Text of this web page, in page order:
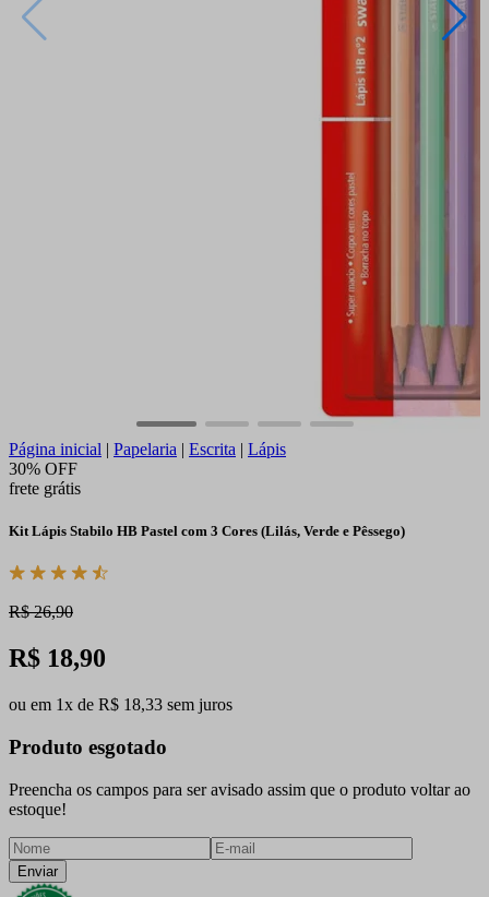
Página inicial | Papelaria | Escrita | Lápis
30% OFF
frete grátis
Kit Lápis Stabilo HB Pastel com 3 Cores (Lilás, Verde e Pêssego)
R$ 26,90
R$ 18,90
ou em 1x de R$ 18,33 sem juros
Produto esgotado
Preencha os campos para ser avisado assim que o produto voltar ao
estoque!
Enviar